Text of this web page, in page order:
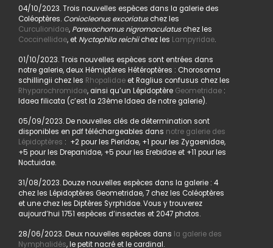
04/10/2023. Trois nouvelles espèces dans la galerie des
Coléoptères. Coniocleonus excoriatuschez les
Curculionidae, Parexochomus nigromaculatuschez les
Coccinellidae, et Nyctophila reichiichez les Lampyridae.
01/10/2023. Trois nouvelles espèces sont entrées dans
notre galerie, deux Hémiptères Hétéroptères : Chorosoma
schillingii chez les Rhopalidaeet Raglius confusus chez les
Rhyparochromidae, ainsi qu’un Lépidoptère Geometridae:
Idaea filicata (c’est la 23ème Idaea de notre galerie).
05/09/2023. De nouvelles clés de détermination sont
disponibles en pdf téléchargeables dans notre galerie des
Lépidoptères : +2 pour les Pieridae, +1 pour les Zygaenidae,
+5 pour les Drepanidae, +5 pour les Erebidae et +11 pour les
Noctuidae.
31/08/2023. Douze nouvelles espèces dans la galerie : 4
chez les Lépidoptères Geometridae, 7 chez les Coléoptères
et une chez les Diptères Syrphidae. Vous y trouverez
aujourd’hui 1751 espèces d’insectes et 2047 photos.
28/06/2023. Deux nouvelles espèces dans la galerie des
Nymphalidés, le petit nacré et le cardinal.